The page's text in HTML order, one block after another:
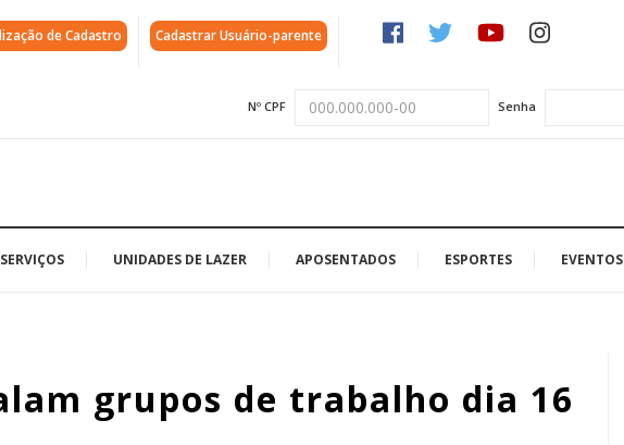
de Cadastro Cadastrar Usuário-parente
Nº CPF Senha
SERVIÇOS UNIDADES DE LAZER APOSENTADOS ESPORTES EVENTOS
grupos de trabalho dia 16